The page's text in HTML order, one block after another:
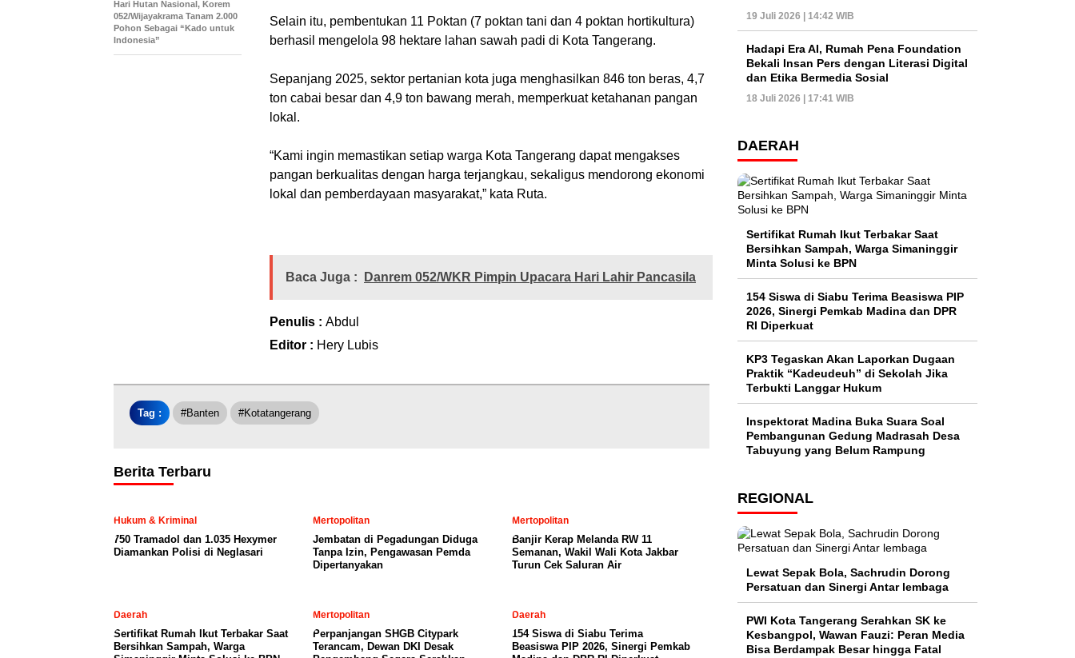
Selain itu, pembentukan 11 Poktan (7 poktan tani dan 4 poktan hortikultura)
berhasil mengelola 98 hektare lahan sawah padi di Kota Tangerang.
Sepanjang 2025, sektor pertanian kota juga menghasilkan 846 ton beras, 4,7
ton cabai besar dan 4,9 ton bawang merah, memperkuat ketahanan pangan
lokal.
“Kami ingin memastikan setiap warga Kota Tangerang dapat mengakses
pangan berkualitas dengan harga terjangkau, sekaligus mendorong ekonomi
lokal dan pemberdayaan masyarakat,” kata Ruta.
Baca Juga : Danrem 052/WKR Pimpin Upacara Hari Lahir Pancasila
Penulis : Abdul
Editor : Hery Lubis
Hari Hutan Nasional, Korem
052/Wijayakrama Tanam 2.000
Pohon Sebagai “Kado untuk
Indonesia”
Tag : #Banten #kotatangerang
Berita Terbaru
Hukum & Kriminal
750 Tramadol dan 1.035 Hexymer
Diamankan Polisi di Neglasari
Mertopolitan
Jembatan di Pegadungan Diduga
Tanpa Izin, Pengawasan Pemda
Dipertanyakan
Mertopolitan
Banjir Kerap Melanda RW 11
Semanan, Wakil Wali Kota Jakbar
Turun Cek Saluran Air
Daerah
Sertifikat Rumah Ikut Terbakar Saat
Bersihkan Sampah, Warga
Mertopolitan
Perpanjangan SHGB Citypark
Terancam, Dewan DKI Desak
Daerah
154 Siswa di Siabu Terima
Beasiswa PIP 2026, Sinergi Pemkab
19 Juli 2026 | 14:42 WIB
Hadapi Era AI, Rumah Pena Foundation
Bekali Insan Pers dengan Literasi Digital
dan Etika Bermedia Sosial
18 Juli 2026 | 17:41 WIB
DAERAH
Sertifikat Rumah Ikut Terbakar Saat
Bersihkan Sampah, Warga Simaninggir
Minta Solusi ke BPN
154 Siswa di Siabu Terima Beasiswa PIP
2026, Sinergi Pemkab Madina dan DPR
RI Diperkuat
KP3 Tegaskan Akan Laporkan Dugaan
Praktik “Kadeudeuh” di Sekolah Jika
Terbukti Langgar Hukum
Inspektorat Madina Buka Suara Soal
Pembangunan Gedung Madrasah Desa
Tabuyung yang Belum Rampung
REGIONAL
Lewat Sepak Bola, Sachrudin Dorong
Persatuan dan Sinergi Antar lembaga
PWI Kota Tangerang Serahkan SK ke
Kesbangpol, Wawan Fauzi: Peran Media
Bisa Berdampak Besar hingga Fatal